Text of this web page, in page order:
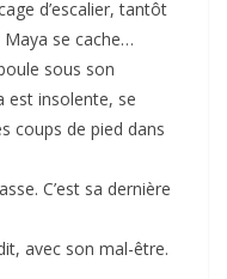
d’escalier, tantôt
Maya se cache…
sous son
est insolente, se
coups de pied dans
C’est sa dernière
avec son mal-être.